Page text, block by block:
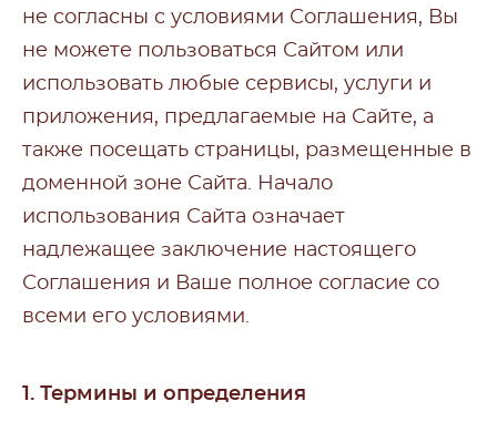
не согласны с условиями Соглашения, Вы
не можете пользоваться Сайтом или
использовать любые сервисы, услуги и
приложения, предлагаемые на Сайте, а
также посещать страницы, размещенные в
доменной зоне Сайта. Начало
использования Сайта означает
надлежащее заключение настоящего
Соглашения и Ваше полное согласие со
всеми его условиями.
1. Термины и определения